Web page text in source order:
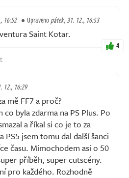
16:52 Upravenopátek, 31. 12., 16:53
Saint Kotar.
4
12., 16:29
mě FF7 a proč?
byla zdarma na PS Plus. Po
a říkal si co je to za
PS5 jsem tomu dal další šanci
času. Mimochodem asi o 50
příběh, super cutscény.
pro každého. Rozhodně